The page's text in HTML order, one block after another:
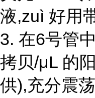
液,zuì 好用
3. 在6号管
拷贝/μL 的
供),充分震